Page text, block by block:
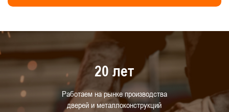
20 лет
Работаем на рынке производства
дверей и металлоконструкций